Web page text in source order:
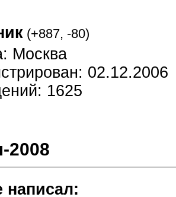
(+887, -80)
Москва
02.12.2006
1625
2008
написал: